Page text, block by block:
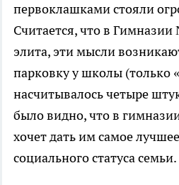
первоклашками стояли
Считается, что в Гимназии
элита, эти мысли
парковку у школы (только
насчитывалось четыре
было видно, что в
хочет дать им самое
социального статуса семьи.